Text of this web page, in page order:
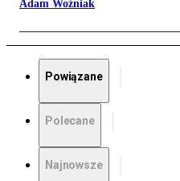
Adam Woźniak
Powiązane
Polecane
Najnowsze